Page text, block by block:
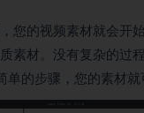
您的视频素材就会开
素材。没有复杂的过
的步骤，您的素材就